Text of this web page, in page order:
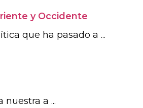
y Occidente
que ha pasado a ...
a ...